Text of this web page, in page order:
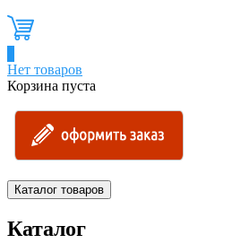
Нет товаров
Корзина пуста
Каталог товаров
Каталог